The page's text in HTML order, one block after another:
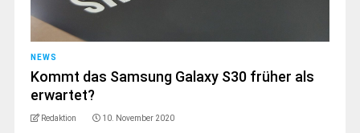
NEWS
Kommt das Samsung Galaxy S30 früher als
erwartet?
Redaktion 10. November 2020